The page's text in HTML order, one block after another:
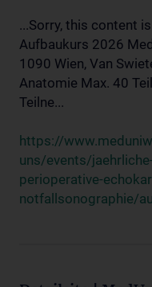
...Sorry, this content
Aufbaukurs 2026
1090 Wien, Van
Anatomie Max. 40
Teilne...
https://
uns/events/
perioperative-
notfallsonographie/